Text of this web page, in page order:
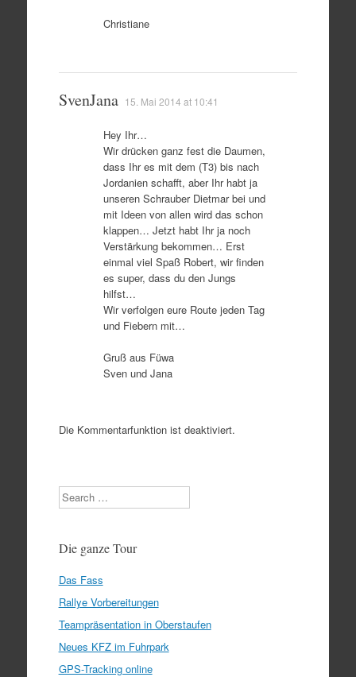
Christiane
SvenJana 15. Mai 2014 at 10:41
Hey Ihr…
Wir drücken ganz fest die Daumen,
dass Ihr es mit dem (T3) bis nach
Jordanien schafft, aber Ihr habt ja
unseren Schrauber Dietmar bei und
mit Ideen von allen wird das schon
klappen… Jetzt habt Ihr ja noch
Verstärkung bekommen… Erst
einmal viel Spaß Robert, wir finden
es super, dass du den Jungs
hilfst…
Wir verfolgen eure Route jeden Tag
und Fiebern mit…
Gruß aus Füwa
Sven und Jana
Die Kommentarfunktion ist deaktiviert.
Search
Die ganze Tour
Das Fass
Rallye Vorbereitungen
Teampräsentation in Oberstaufen
Neues KFZ im Fuhrpark
GPS-Tracking online